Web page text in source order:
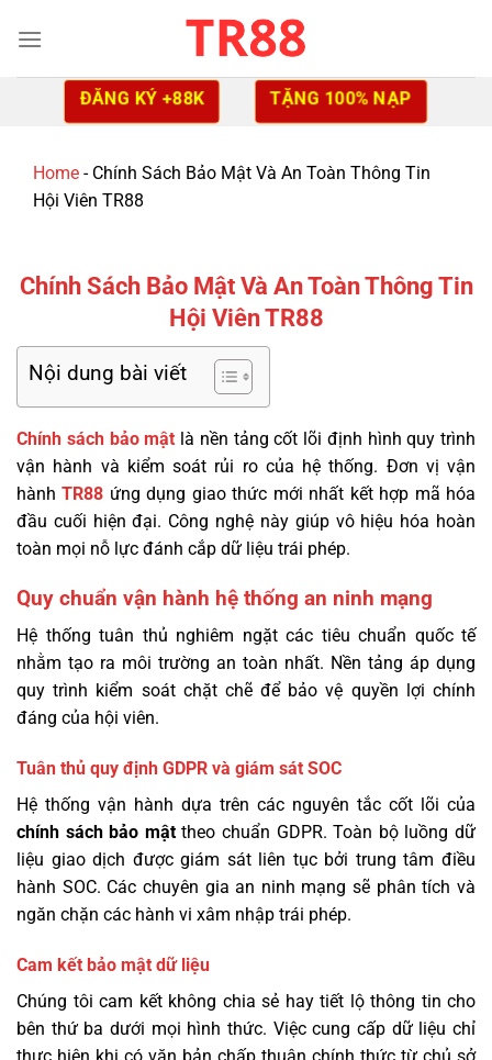
ĐĂNG KÝ +88K TẶNG 100% NẠP
Home - Chính Sách Bảo Mật Và An Toàn Thông Tin
Hội Viên TR88
Chính Sách Bảo Mật Và An Toàn Thông Tin
Hội Viên TR88
Nội dung bài viết
Chính sách bảo mật là nền tảng cốt lõi định hình quy trình
vận hành và kiểm soát rủi ro của hệ thống. Đơn vị vận
hànhTR88 ứng dụng giao thức mới nhất kết hợp mã hóa
đầu cuối hiện đại. Công nghệ này giúp vô hiệu hóa hoàn
toàn mọi nỗ lực đánh cắp dữ liệu trái phép.
Quy chuẩn vận hành hệ thống an ninh mạng
Hệ thống tuân thủ nghiêm ngặt các tiêu chuẩn quốc tế
nhằm tạo ra môi trường an toàn nhất. Nền tảng áp dụng
quy trình kiểm soát chặt chẽ để bảo vệ quyền lợi chính
đáng của hội viên.
Tuân thủ quy định GDPR và giám sát SOC
Hệ thống vận hành dựa trên các nguyên tắc cốt lõi của
chính sách bảo mậttheo chuẩn GDPR. Toàn bộ luồng dữ
liệu giao dịch được giám sát liên tục bởi trung tâm điều
hành SOC. Các chuyên gia an ninh mạng sẽ phân tích và
ngăn chặn các hành vi xâm nhập trái phép.
Cam kết bảo mật dữ liệu
Chúng tôi cam kết không chia sẻ hay tiết lộ thông tin cho
bên thứ ba dưới mọi hình thức. Việc cung cấp dữ liệu chỉ